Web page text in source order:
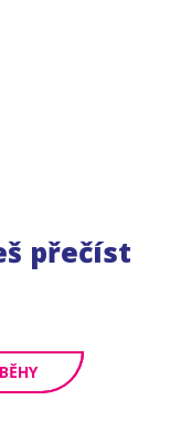
přečíst